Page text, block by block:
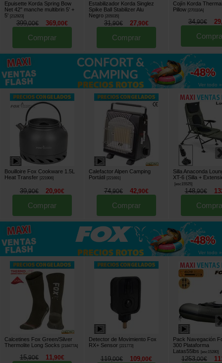
Epuisette Korda Spring Bow
Net 42'' manche multibrin 5' +
5' [212923]
399,00€ 369,00€
Comprar
Estabilizador Korda Singlez
Spike Ball Stabilizer Alu
Negro [205035]
31,90€ 27,90€
Comprar
Cojín Korda
Pillow [270110A]
34,90€ 29
hasta
-48%
Ver todo »
Bouilloire Fox Cookware 1.5L
Heat Transfer [221906]
39,90€ 20,90€
Comprar
Calefactor Alpen Camping
Portátil [221691]
74,90€ 42,90€
Comprar
Silla Anaconda
XT-6 (Silla +
[esc15525]
148,90€
hasta
-48%
Ver todo »
Calcetines Fox Green/Silver
Thermolite Long Socks
218477A]
15,90€ 11 ,90€
Detector de Movimiento Fox
RX+ Sensor
221773]
119,00€ 109,00€
Pack Navegación
300 Plataforma
Latas55lbs
[esc15280]
1253,00€